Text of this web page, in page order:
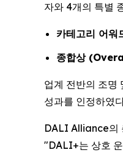
자와 4개의 특별
카테고리 어
종합상
업계 전반의 조명
성과를 인정하였
DALI Alliance의
"DALI+는 상호